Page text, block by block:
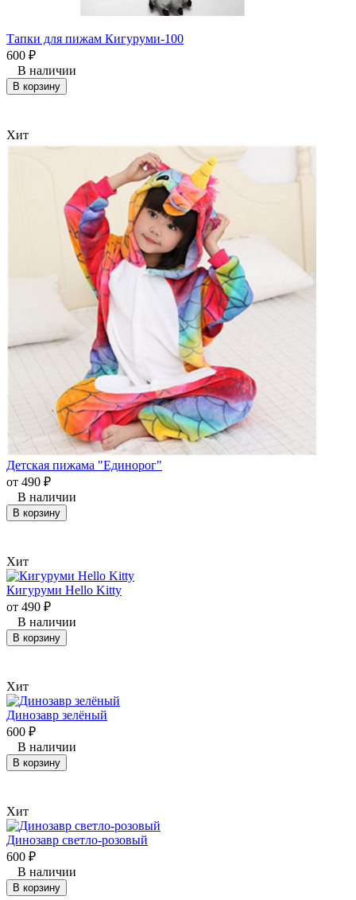
Тапки для пижам Кигуруми-100
600 ₽
В наличии
В корзину
Хит
Детская пижама "Единорог"
от 490 ₽
В наличии
В корзину
Хит
Кигуруми Hello Kitty
от 490 ₽
В наличии
В корзину
Хит
Динозавр зелёный
600 ₽
В наличии
В корзину
Хит
Динозавр светло-розовый
600 ₽
В наличии
В корзину